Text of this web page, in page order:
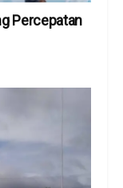
Percepatan